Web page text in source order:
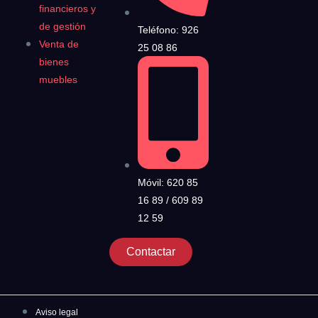
financieros y
de gestión
Venta de
bienes
muebles
Teléfono: 926
25 08 86
Móvil: 620 85
16 89 / 609 89
12 59
Contactar
Aviso legal